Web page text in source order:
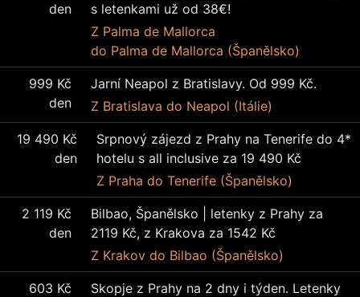
den
s letenkami už od 38€!
Z Palma de Mallorca
do Palma de Mallorca (Španělsko)
999 Kč
den
Jarní Neapol z Bratislavy. Od 999 Kč.
Z Bratislava do Neapol (Itálie)
19 490 Kč
den
Srpnový zájezd z Prahy na Tenerife do 4*
hotelu s all inclusive za 19 490 Kč
Z Praha do Tenerife (Španělsko)
2 119 Kč
den
Bilbao, Španělsko | letenky z Prahy za
2119 Kč, z Krakova za 1542 Kč
Z Krakov do Bilbao (Španělsko)
603 Kč
Skopje z Prahy na 2 dny i týden. Letenky